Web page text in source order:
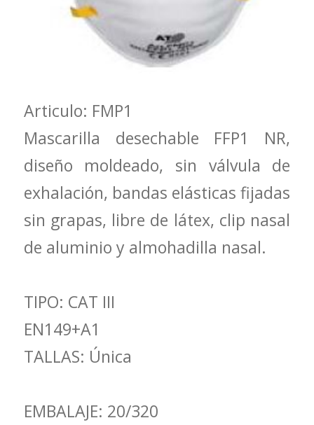
Articulo: FMP1
Mascarilla desechable FFP1 NR,
diseño moldeado, sin válvula de
exhalación, bandas elásticas fijadas
sin grapas, libre de látex, clip nasal
de aluminio y almohadilla nasal.
TIPO: CAT III
EN149+A1
TALLAS: Única
EMBALAJE: 20/320